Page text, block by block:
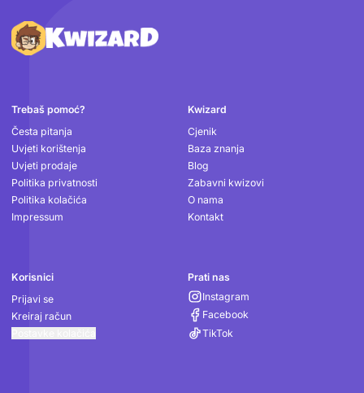
Podnožje
Trebaš pomoć?
Česta pitanja
Uvjeti korištenja
Uvjeti prodaje
Politika privatnosti
Politika kolačića
Impressum
Kwizard
Cjenik
Baza znanja
Blog
Zabavni kwizovi
O nama
Kontakt
Korisnici
Prijavi se
Kreiraj račun
Prati nas
Instagram
Facebook
TikTok